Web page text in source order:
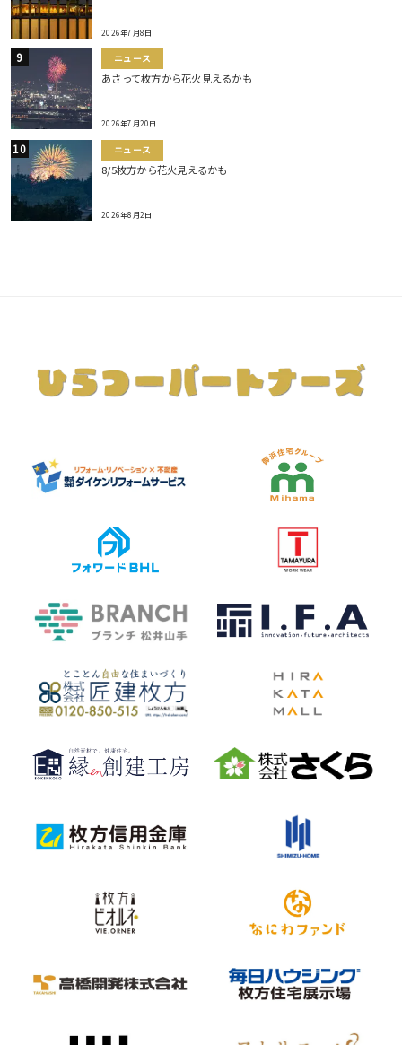
2026年7月8日
ニュース
あさって枚方から花火見えるかも
2026年7月20日
ニュース
8/5枚方から花火見えるかも
2026年8月2日